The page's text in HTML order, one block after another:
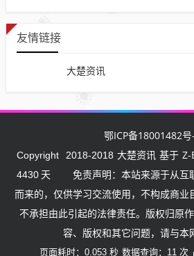
友情链接
大楚资讯
鄂ICP备18001482号
Copyright 2018-2018 大楚资讯 基于 Z-
4430 天
免责声明：本站来源于从互
而来的，仅供学习交流使用，不构成商业
不承担由此引起的法律责任。版权归原
容、版权和其它问题，请与本
页面耗时：0.053 秒 数据查询：11 次